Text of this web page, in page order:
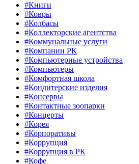
#Книги
#Ковры
#Колбасы
#Коллекторские агентства
#Коммунальные услуги
#Компании РК
#Компьютерные устройства
#Компьютеры
#Комфортная школа
#Кондитерские изделия
#Консервы
#Контактные зоопарки
#Концерты
#Корея
#Корпоративы
#Коррупция
#Коррупция в РК
#Кофе